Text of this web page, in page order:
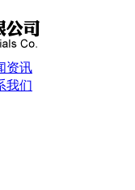
资讯
我们